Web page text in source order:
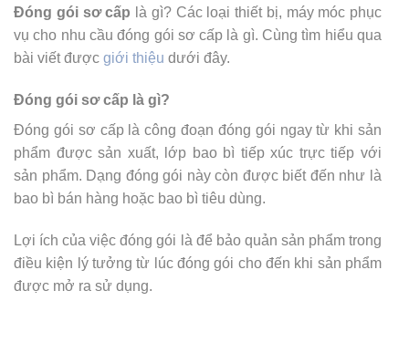
Đóng gói sơ cấp là gì? Các loại thiết bị, máy móc phục
vụ cho nhu cầu đóng gói sơ cấp là gì. Cùng tìm hiểu qua
bài viết được giới thiệu dưới đây.
Đóng gói sơ cấp là gì?
Đóng gói sơ cấp là công đoạn đóng gói ngay từ khi sản
phẩm được sản xuất, lớp bao bì tiếp xúc trực tiếp với
sản phẩm. Dạng đóng gói này còn được biết đến như là
bao bì bán hàng hoặc bao bì tiêu dùng.
Lợi ích của việc đóng gói là để bảo quản sản phẩm trong
điều kiện lý tưởng từ lúc đóng gói cho đến khi sản phẩm
được mở ra sử dụng.